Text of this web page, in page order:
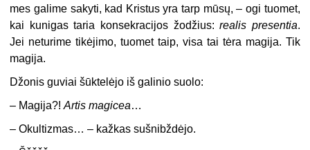
mes galime sakyti, kad Kristus yra tarp mūsų, – ogi tuomet,
kai kunigas taria konsekracijos žodžius:realis presentia.
Jei neturime tikėjimo, tuomet taip, visa tai tėra magija. Tik
magija.
Džonis guviai šūktelėjo iš galinio suolo:
– Magija?!Artis magicea…
– Okultizmas… – kažkas sušnibždėjo.